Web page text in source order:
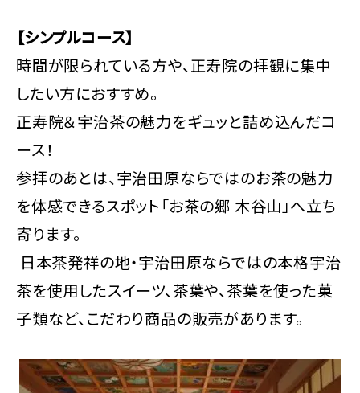
【シンプルコース】
時間が限られている方や、正寿院の拝観に集中
したい方におすすめ。
正寿院＆宇治茶の魅力をギュッと詰め込んだコ
ース！
参拝のあとは、宇治田原ならではのお茶の魅力
を体感できるスポット「お茶の郷 木谷山」へ立ち
寄ります。
日本茶発祥の地・宇治田原ならではの本格宇治
茶を使用したスイーツ、茶葉や、茶葉を使った菓
子類など、こだわり商品の販売があります。